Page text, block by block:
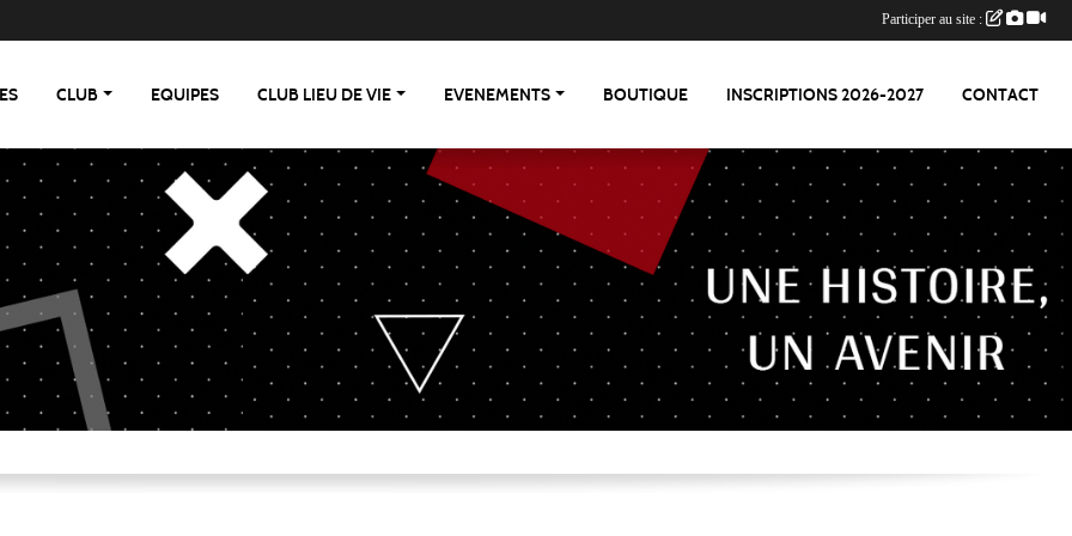
CLUB EQUIPES CLUB LIEU DE VIE EVENEMENTS BOUTIQUE INSCRIPTIONS 2026-2027 CONTACT
Participer au site :